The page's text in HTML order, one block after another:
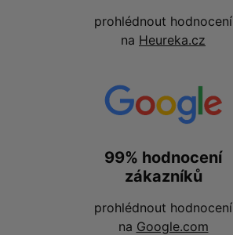
prohlédnout hodnocení
na Heureka.cz
99% hodnocení
zákazníků
prohlédnout hodnocení
na Google.com